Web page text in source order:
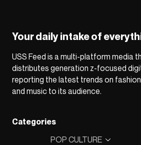
Your daily intake of
USS Feed is a multi-platform media
distributes generation z-focused
reporting the latest trends on
and music to its audience.
Categories
POP CULTURE